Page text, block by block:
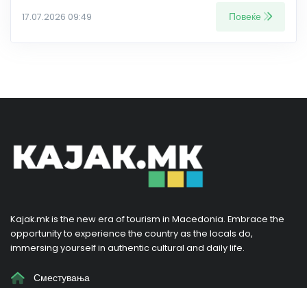
17.07.2026 09:49 Повеќе
Kajak.mk is the new era of tourism in Macedonia. Embrace the
opportunity to experience the country as the locals do,
immersing yourself in authentic cultural and daily life.
Сместувања